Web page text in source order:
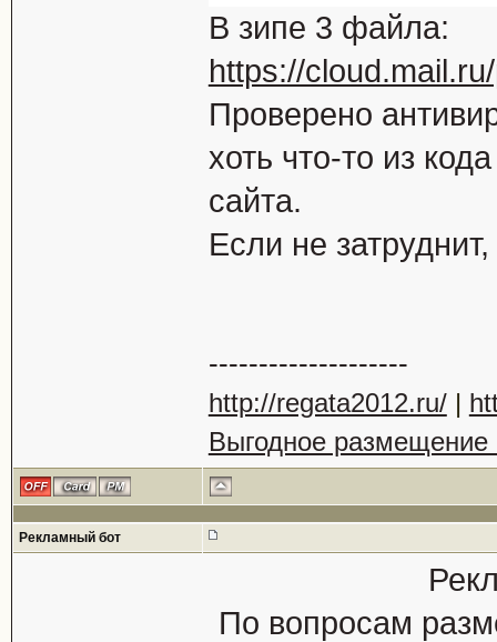
В зипе 3 файла:
https://
Проверено
хоть что-то из
сайта.
Если не
--------------------
http://regata2012.ru/|
Выгодное размещение
Рекламный бот
По вопросам